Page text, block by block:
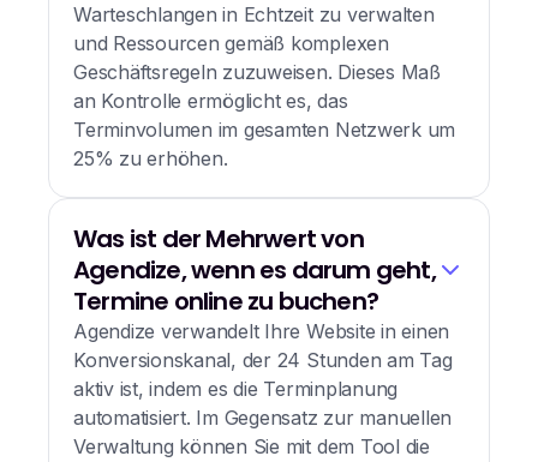
Warteschlangen in Echtzeit zu verwalten
und Ressourcen gemäß komplexen
Geschäftsregeln zuzuweisen. Dieses Maß
an Kontrolle ermöglicht es, das
Terminvolumen im gesamten Netzwerk um
25% zu erhöhen.
Was ist der Mehrwert von
Agendize, wenn es darum geht,
Termine online zu buchen?
Agendize verwandelt Ihre Website in einen
Konversionskanal, der 24 Stunden am Tag
aktiv ist, indem es die Terminplanung
automatisiert. Im Gegensatz zur manuellen
Verwaltung können Sie mit dem Tool die